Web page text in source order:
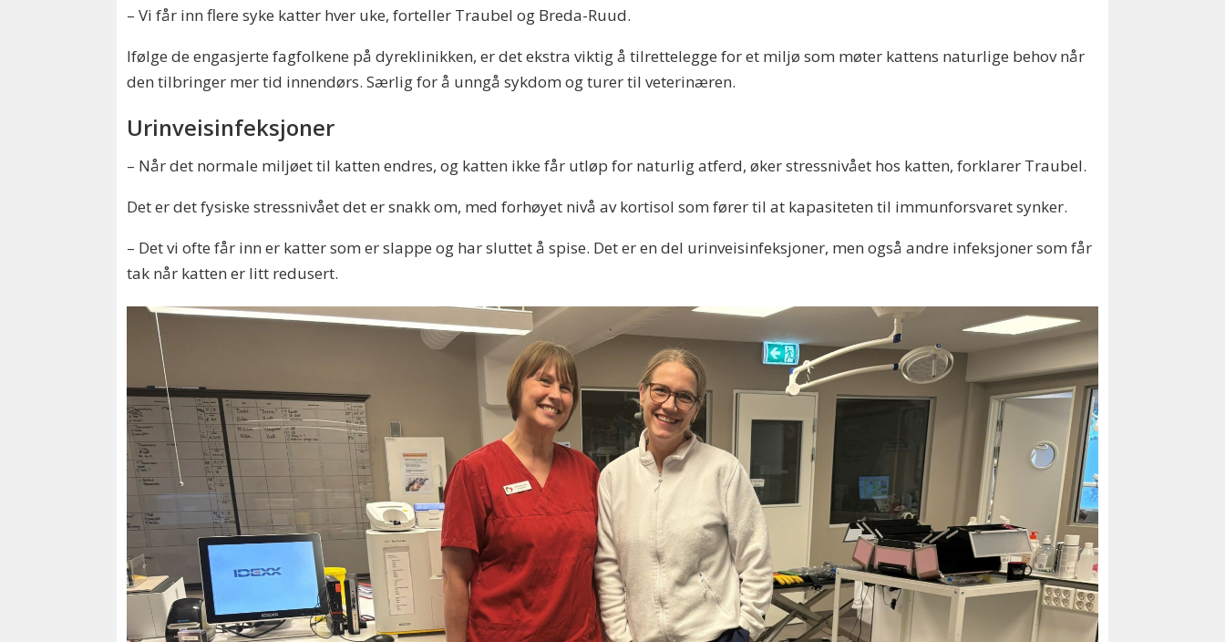
– Vi får inn flere syke katter hver uke, forteller Traubel og Breda-Ruud.
Ifølge de engasjerte fagfolkene på dyreklinikken, er det ekstra viktig å tilrettelegge for et miljø som møter kattens naturlige behov når
den tilbringer mer tid innendørs. Særlig for å unngå sykdom og turer til veterinæren.
Urinveisinfeksjoner
– Når det normale miljøet til katten endres, og katten ikke får utløp for naturlig atferd, øker stressnivået hos katten, forklarer Traubel.
Det er det fysiske stressnivået det er snakk om, med forhøyet nivå av kortisol som fører til at kapasiteten til immunforsvaret synker.
– Det vi ofte får inn er katter som er slappe og har sluttet å spise. Det er en del urinveisinfeksjoner, men også andre infeksjoner som får
tak når katten er litt redusert.